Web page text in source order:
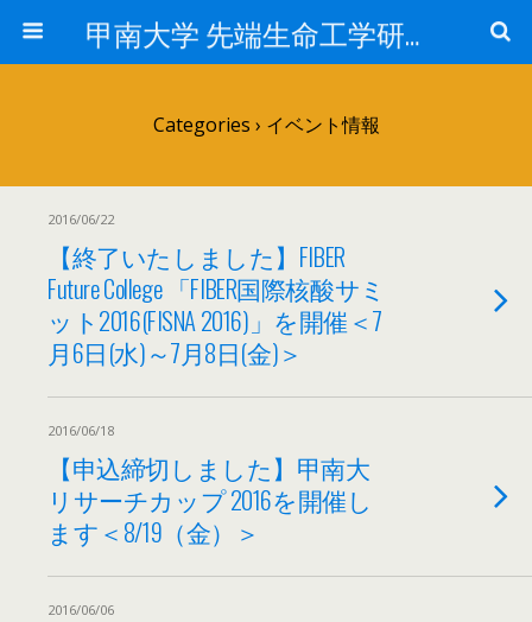
甲南大学 先端生命工学研究所
Categories › イベント情報
2016/06/22
【終了いたしました】FIBER
Future College 「FIBER国際核酸サミ
ット2016(FISNA 2016)」を開催＜7
月6日(水)～7月8日(金)＞
2016/06/18
【申込締切しました】甲南大
リサーチカップ 2016を開催し
ます＜8/19（金）＞
2016/06/06